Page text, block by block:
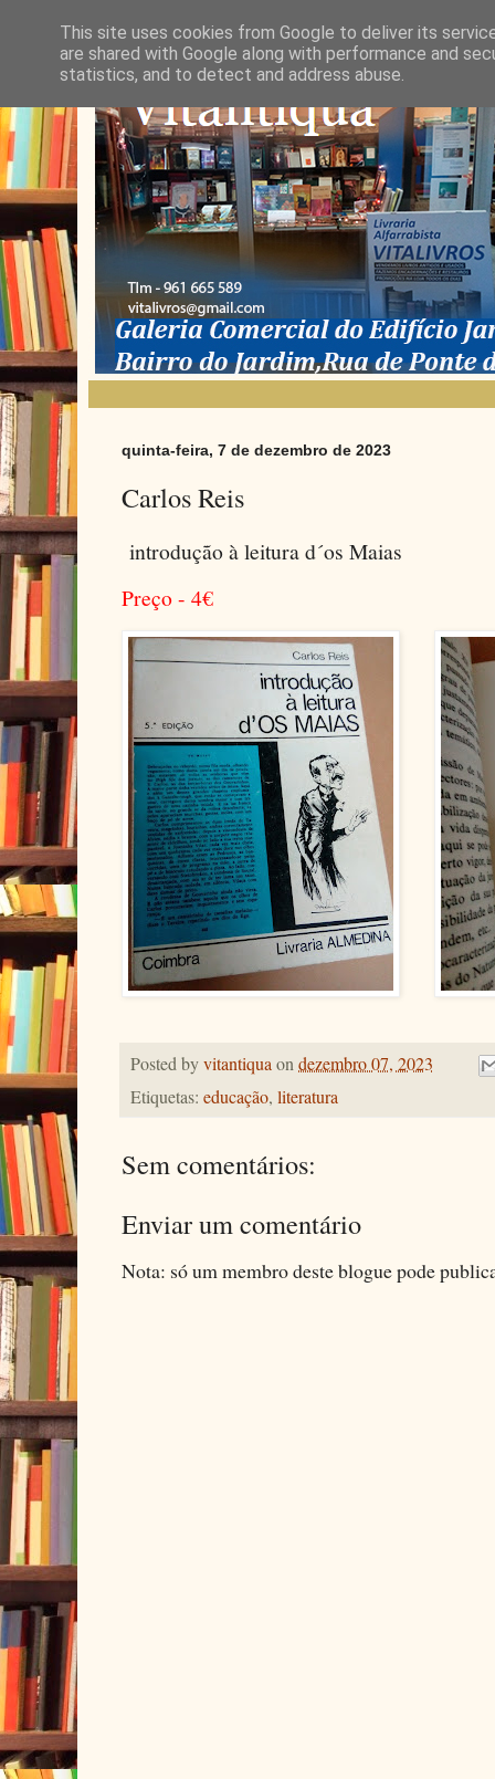
quinta-feira, 7 de dezembro de 2023
Carlos Reis
introdução à leitura d´os Maias
Preço - 4€
Posted byvitantiquaondezembro 07, 2023
Etiquetas: educação, literatura
Sem comentários:
Enviar um comentário
Nota: só um membro deste blogue pode
This site uses cookies from Google to deliver its
are shared with Google along with performance and
statistics, and to detect and address abuse.